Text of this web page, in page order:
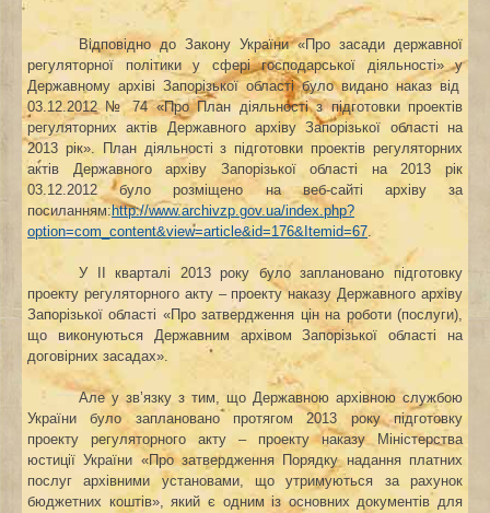
Відповідно до Закону України «Про засади державної
регуляторної політики у сфері господарської діяльності» у
Державному архіві Запорізької області було видано наказ від
03.12.2012 № 74 «Про План діяльності з підготовки проектів
регуляторних актів Державного архіву Запорізької області на
2013 рік». План діяльності з підготовки проектів регуляторних
актів Державного архіву Запорізької області на 2013 рік
03.12.2012 було розміщено на веб-сайті архіву за
посиланням:http://www.archivzp.gov.ua/index.php?
option=com_content&view=article&id=176&Itemid=67
У ІІ кварталі 2013 року було заплановано підготовку
проекту регуляторного акту – проекту наказу Державного архіву
Запорізької області «Про затвердження цін на роботи (послуги),
що виконуються Державним архівом Запорізької області на
договірних засадах».
Але у зв’язку з тим, що Державною архівною службою
України було заплановано протягом 2013 року підготовку
проекту регуляторного акту – проекту наказу Міністерства
юстиції України «Про затвердження Порядку надання платних
послуг архівними установами, що утримуються за рахунок
бюджетних коштів», який є одним із основних документів для